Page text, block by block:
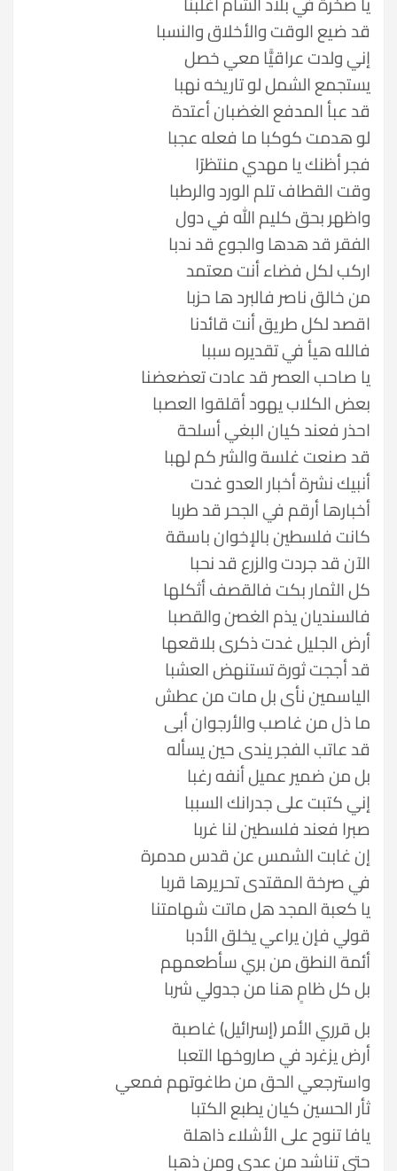
قد ضيع الوقت والأخلاق والنسبا
إني ولدت عراقيًّا معي خصل
يستجمع الشمل لو تاريخه نهبا
قد عبأ المدفع الغضبان أعتدة
لو هدمت كوكبا ما فعله عجبا
فجر أظنك يا مهدي منتظرًا
وقت القطاف تلم الورد والرطبا
واظهر بحق كليم الله في دول
الفقر قد هدها والجوع قد ندبا
اركب لكل فضاء أنت معتمد
من خالق ناصر فالبرد ها حزبا
اقصد لكل طريق أنت قائدنا
فالله هيأ في تقديره سببا
يا صاحب العصر قد عادت تعضعضنا
بعض الكلاب يهود أقلقوا العصبا
احذر فعند كيان البغي أسلحة
قد صنعت غلسة والشر كم لهبا
أنبيك نشرة أخبار العدو غدت
أخبارها أرقم في الجحر قد طربا
كانت فلسطين بالإخوان باسقة
الآن قد جردت والزرع قد نحبا
كل الثمار بكت فالقصف أثكلها
فالسنديان يذم الغصن والقصبا
أرض الجليل غدت ذكرى بلاقعها
قد أججت ثورة تستنهض العشبا
الياسمين نأى بل مات من عطش
ما ذل من غاصب والأرجوان أبى
قد عاتب الفجر يندى حين يسأله
بل من ضمير عميل أنفه رغبا
إني كتبت على جدرانك السببا
صبرا فعند فلسطين لنا غربا
إن غابت الشمس عن قدس مدمرة
في صرخة المقتدى تحريرها قربا
يا كعبة المجد هل ماتت شهامتنا
قولي فإن يراعي يخلق الأدبا
أئمة النطق من بري سأطعمهم
بل كل ظامٍ هنا من جدولي شربا
بل قرري الأمر (إسرائيل) غاصبة
أرض يزغرد في صاروخها التعبا
واسترجعي الحق من طاغوتهم فمعي
ثأر الحسين كيان يطبع الكتبا
يافا تنوح على الأشلاء ذاهلة
حتى تناشد من عدى ومن ذهبا